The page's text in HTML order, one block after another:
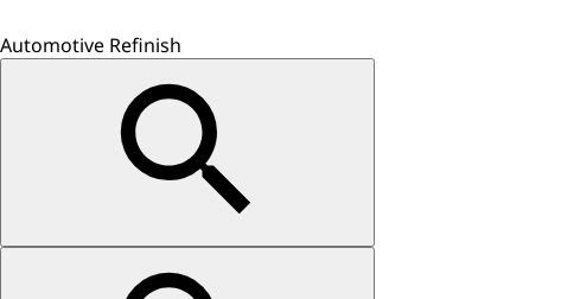
Automotive Refinish